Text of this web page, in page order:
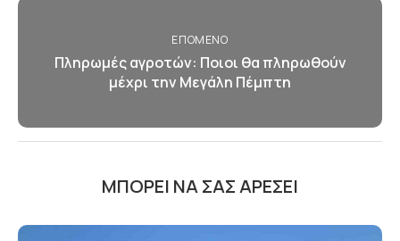
ΕΠΌΜΕΝΟ
Πληρωμές αγροτών: Ποιοι θα πληρωθούν
μέχρι την Μεγάλη Πέμπτη
ΜΠΟΡΕΊ ΝΑ ΣΑΣ ΑΡΈΣΕΙ